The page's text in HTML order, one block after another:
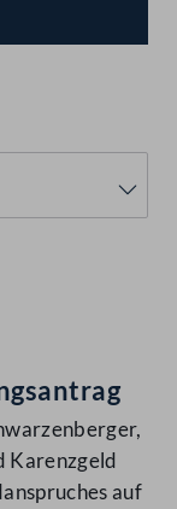
Karenzgeld
auf